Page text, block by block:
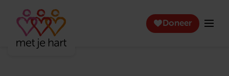
Doneer